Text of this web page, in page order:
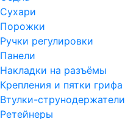
Сухари
Порожки
Ручки регулировки
Панели
Накладки на разъёмы
Крепления и пятки грифа
Втулки-струнодержатели
Ретейнеры